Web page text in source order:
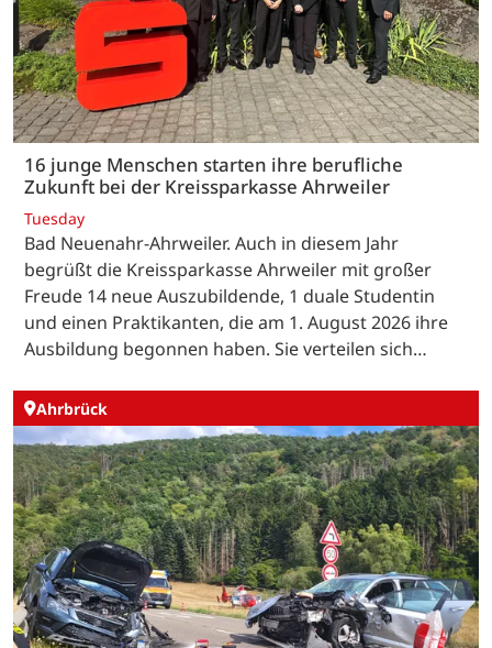
16 junge Menschen starten ihre berufliche
Zukunft bei der Kreissparkasse Ahrweiler
Tuesday
Bad Neuenahr-Ahrweiler. Auch in diesem Jahr
begrüßt die Kreissparkasse Ahrweiler mit großer
Freude 14 neue Auszubildende, 1 duale Studentin
und einen Praktikanten, die am 1. August 2026 ihre
Ausbildung begonnen haben. Sie verteilen sich…
Ahrbrück